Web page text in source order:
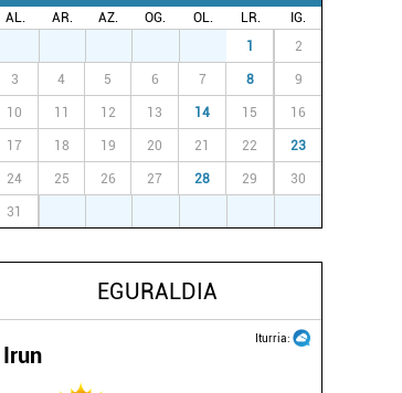
AL. AR. AZ. OG. OL. LR.
IG.
1 2
3 4 5 6 7 8 9
10 11 12 13 14 15 16
17 18 19 20 21 22 23
24 25 26 27 28 29 30
31
EGURALDIA
Iturria:
Irun